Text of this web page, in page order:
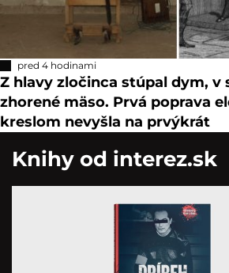
pred 4 hodinami
Z hlavy zločinca stúpal dym, v
zhorené mäso. Prvá poprava
kreslom nevyšla na prvýkrát
Knihy od interez.sk